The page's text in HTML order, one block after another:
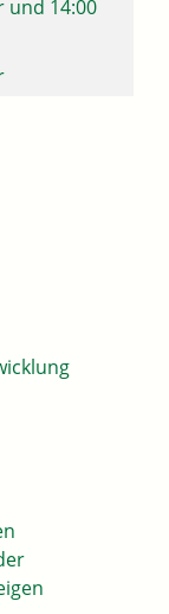
und 14:00